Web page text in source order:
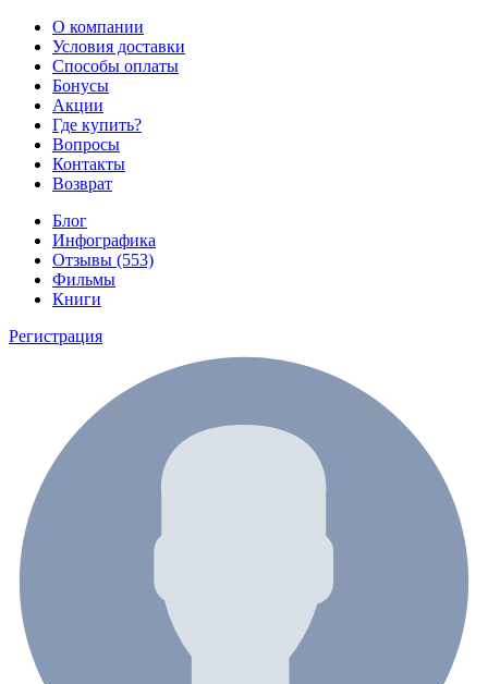
О компании
Условия доставки
Способы оплаты
Бонусы
Акции
Где купить?
Вопросы
Контакты
Возврат
Блог
Инфографика
Отзывы (553)
Фильмы
Книги
Регистрация